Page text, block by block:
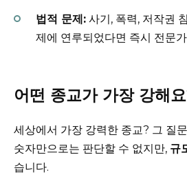
법적 문제: 사기, 폭력, 저작권
제에 연루되었다면 즉시 전문
어떤 종교가 가장 강해
세상에서 가장 강력한 종교? 그 질
숫자만으로는 판단할 수 없지만, 규
습니다.